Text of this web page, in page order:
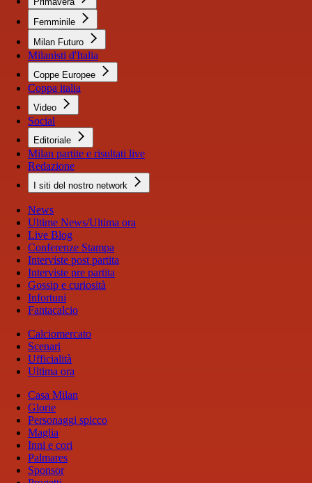
Femminile
Milan Futuro
Milanisti d'Italia
Coppe Europee
Coppa italia
Video
Social
Editoriale
Milan partite e risultati live
Redazione
I siti del nostro network
News
Ultime News/Ultima ora
Live Blog
Conferenze Stampa
Interviste post partita
Interviste pre partita
Gossip e curiosità
Infortuni
Fantacalcio
Calciomercato
Scenari
Ufficialità
Ultima ora
Casa Milan
Glorie
Personaggi spicco
Maglia
Inni e cori
Palmares
Sponsor